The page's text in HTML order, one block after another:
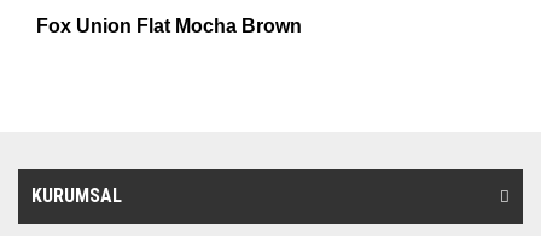
Fox Union Flat Mocha Brown
KURUMSAL